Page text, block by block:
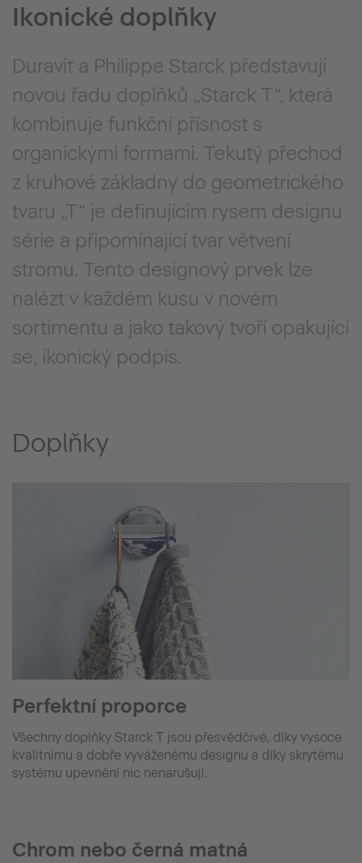
Ikonické doplňky
Duravit a Philippe Starck představují
novou řadu doplňků „Starck T“, která
kombinuje funkční přísnost s
organickými formami. Tekutý přechod
z kruhové základny do geometrického
tvaru „T“ je definujícím rysem designu
série a připomínající tvar větvení
stromu. Tento designový prvek lze
nalézt v každém kusu v novém
sortimentu a jako takový tvoří opakující
se, ikonický podpis.
Doplňky
Perfektní proporce
Všechny doplňky Starck T jsou přesvědčivé, díky vysoce
kvalitnímu a dobře vyváženému designu a díky skrytému
systému upevnění nic nenarušují.
Chrom nebo černá matná